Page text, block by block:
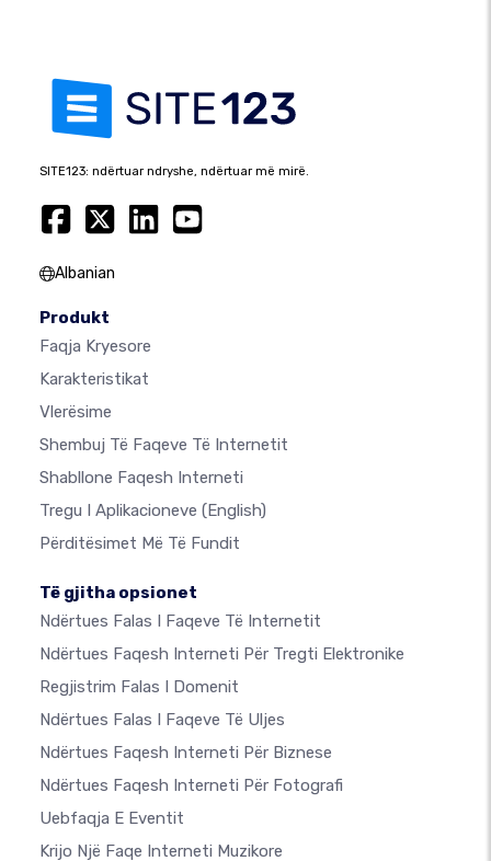
SITE123: ndërtuar ndryshe, ndërtuar më mirë.
Albanian
Produkt
Faqja Kryesore
Karakteristikat
Vlerësime
Shembuj Të Faqeve Të Internetit
Shabllone Faqesh Interneti
Tregu I Aplikacioneve (English)
Përditësimet Më Të Fundit
Të gjitha opsionet
Ndërtues Falas I Faqeve Të Internetit
Ndërtues Faqesh Interneti Për Tregti Elektronike
Regjistrim Falas I Domenit
Ndërtues Falas I Faqeve Të Uljes
Ndërtues Faqesh Interneti Për Biznese
Ndërtues Faqesh Interneti Për Fotografi
Uebfaqja E Eventit
Krijo Një Faqe Interneti Muzikore